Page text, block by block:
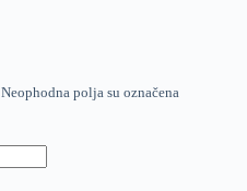
Neophodna polja su označena